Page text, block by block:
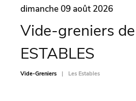
dimanche 09 août 2026
Vide-greniers
ESTABLES
Vide-Greniers Les Estables